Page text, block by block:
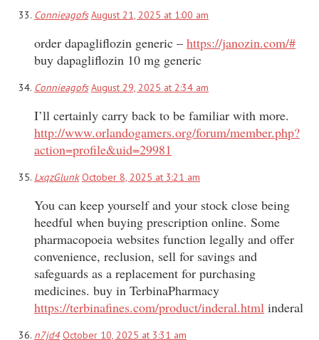
Connieagofs August 21, 2025 at 1:00 am
order dapagliflozin generic – https://janozin.com/#
buy dapagliflozin 10 mg generic
Connieagofs August 29, 2025 at 2:34 am
I’ll certainly carry back to be familiar with more.
http://www.orlandogamers.org/forum/member.php?
action=profile&uid=29981
LxqzGlunk October 8, 2025 at 3:21 am
You can keep yourself and your stock close being
heedful when buying prescription online. Some
pharmacopoeia websites function legally and offer
convenience, reclusion, sell for savings and
safeguards as a replacement for purchasing
medicines. buy in TerbinaPharmacy
https://terbinafines.com/product/inderal.html inderal
n7jd4 October 10, 2025 at 3:31 am